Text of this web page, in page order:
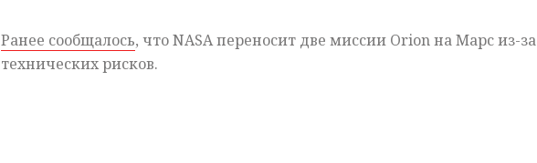
Ранее сообщалось, что NASA переносит две миссии Orion на Марс из-за
технических рисков.